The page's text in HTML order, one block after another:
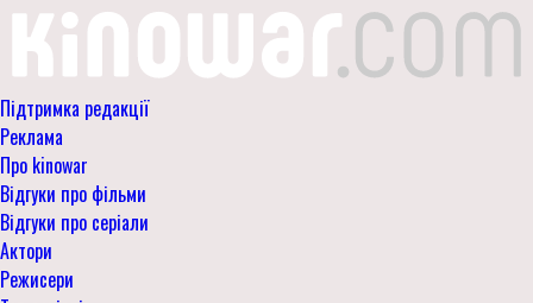
Підтримка редакції
Реклама
Про kinowar
Відгуки про фільми
Відгуки про серіали
Актори
Режисери